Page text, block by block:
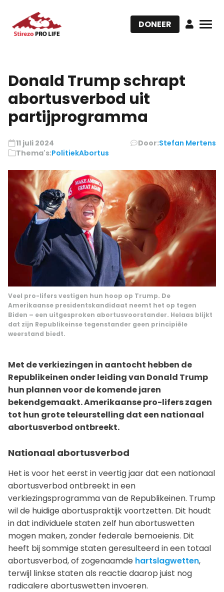
DONEER
Donald Trump schrapt
abortusverbod uit
partijprogramma
11 juli 2024 Door:Stefan Mertens
Thema's:PolitiekAbortus
Veel pro-lifers vestigen hun hoop op Trump. De
Amerikaanse presidentskandidaat neemt het op tegen
Biden – een uitgesproken abortusvoorstander. Helaas blijkt
dat zijn Republikeinse tegenstander geen principiële
weerstand biedt.
Met de verkiezingen in aantocht hebben de
Republikeinen onder leiding van Donald Trump
hun plannen voor de komende jaren
bekendgemaakt. Amerikaanse pro-lifers zagen
tot hun grote teleurstelling dat een nationaal
abortusverbod ontbreekt.
Nationaal abortusverbod
Het is voor het eerst in veertig jaar dat een nationaal
abortusverbod ontbreekt in een
verkiezingsprogramma van de Republikeinen. Trump
wil de huidige abortuspraktijk voortzetten. Dit houdt
in dat individuele staten zelf hun abortuswetten
mogen maken, zonder federale bemoeienis. Dit
heeft bij sommige staten geresulteerd in een totaal
abortusverbod, of zogenaamde hartslagwetten,
terwijl linkse staten als reactie daarop juist nog
radicalere abortuswetten invoeren.